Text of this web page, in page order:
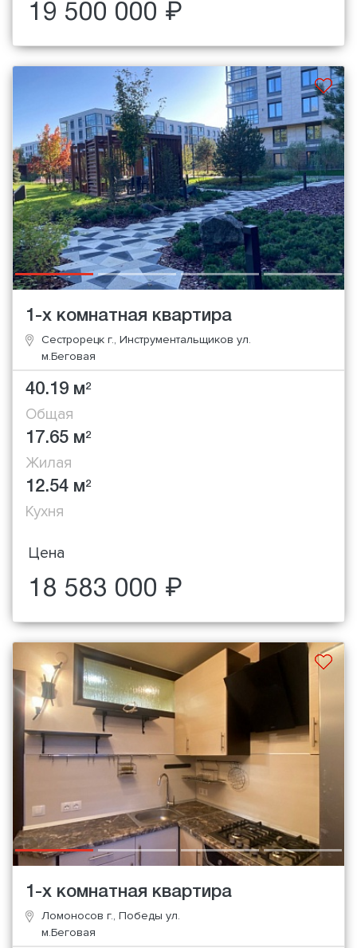
19 500 000 ₽
1-х комнатная квартира
Сестрорецк г., Инструментальщиков ул.
м.Беговая
40.19 м2
Общая
17.65 м2
Жилая
12.54 м2
Кухня
Цена
18 583 000 ₽
1-х комнатная квартира
Ломоносов г., Победы ул.
м.Беговая